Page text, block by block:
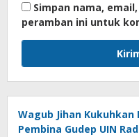
Simpan nama,
peramban ini untuk
Wagub Jihan
Pembina Gudep UIN